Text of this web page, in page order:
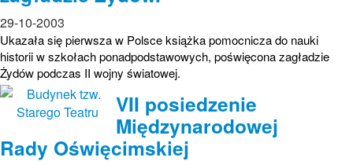
29-10-2003
Ukazała się pierwsza w Polsce książka pomocnicza do nauki
historii w szkołach ponadpodstawowych, poświęcona zagładzie
Żydów podczas II wojny światowej.
VII posiedzenie
Międzynarodowej
Rady Oświęcimskiej